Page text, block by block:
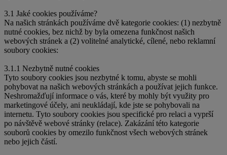
3.1 Jaké cookies používáme?
Na našich stránkách používáme dvě kategorie cookies: (1) nezbytně
nutné cookies, bez nichž by byla omezena funkčnost našich
webových stránek a (2) volitelné analytické, cílené, nebo reklamní
soubory cookies:
3.1.1 Nezbytně nutné cookies
Tyto soubory cookies jsou nezbytné k tomu, abyste se mohli
pohybovat na našich webových stránkách a používat jejich funkce.
Neshromažďují informace o vás, které by mohly být využity pro
marketingové účely, ani neukládají, kde jste se pohybovali na
internetu. Tyto soubory cookies jsou specifické pro relaci a vyprší
po návštěvě webové stránky (relace). Zakázání této kategorie
souborů cookies by omezilo funkčnost všech webových stránek
nebo jejich částí.